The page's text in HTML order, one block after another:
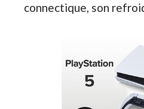
connectique, son